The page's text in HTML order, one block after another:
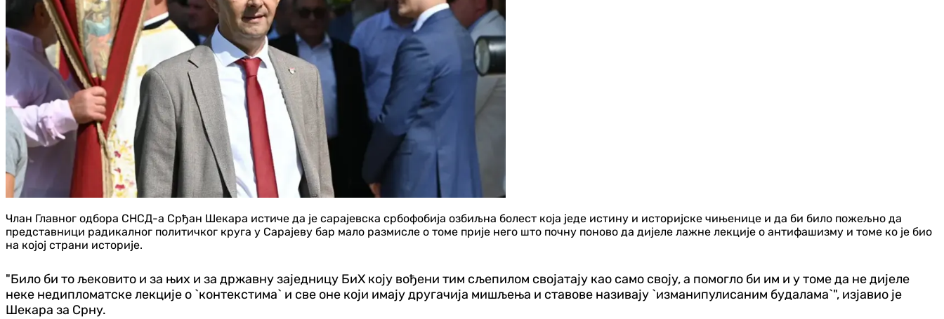
Члан Главног одбора СНСД-а Срђан Шекара истиче да је сарајевска србофобија озбиљна болест која једе истину и историјске чињенице и да би било пожељно да
представници радикалног политичког круга у Сарајеву бар мало размисле о томе прије него што почну поново да дијеле лажне лекције о антифашизму и томе ко је био
на којој страни историје.
"Било би то љековито и за њих и за државну заједницу БиХ коју вођени тим сљепилом својатају као само своју, а помогло би им и у томе да не дијеле
неке недипломатске лекције о `контекстима` и све оне који имају другачија мишљења и ставове називају `изманипулисаним будалама`", изјавио је
Шекара за Срну.